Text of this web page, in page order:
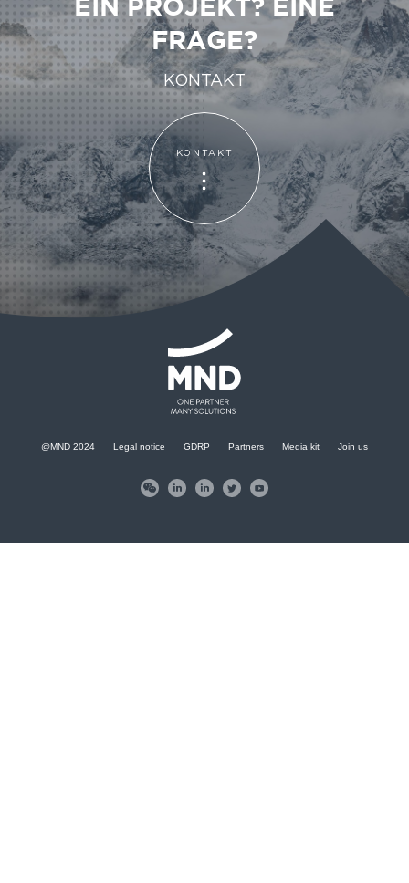
EIN PROJEKT? EINE
FRAGE?
KONTAKT
KONTAKT
KONTAKT
@MND 2024 Legal notice GDRP Partners Media kit Join us